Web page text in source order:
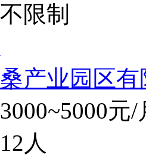
限制
产业园区有
元/
人